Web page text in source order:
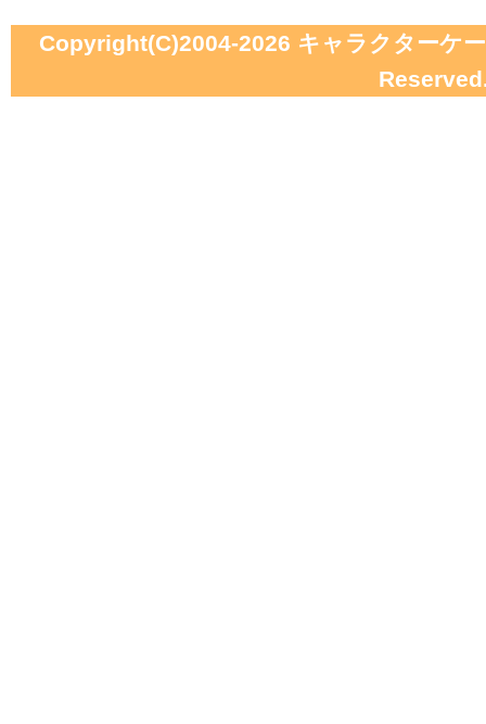
Copyright(C)2004-2026 キャラクターケ